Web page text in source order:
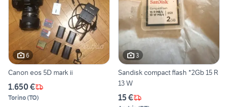
6
Canon eos 5D mark ii
1.650 €
Torino(TO)
3
Sandisk compact flash *2Gb 15 R
13 W
15 €